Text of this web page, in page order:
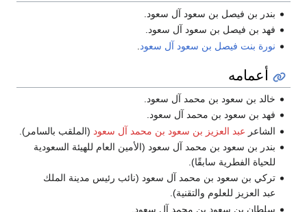
بندر بن فيصل بن سعود آل سعود.
فهد بن فيصل بن سعود آل سعود.
نورة بنت فيصل بن سعود آل سعود.
أعمامه
خالد بن سعود بن محمد آل سعود.
فهد بن سعود بن محمد آل سعود.
الشاعرعبد العزيز بن سعود بن محمد آل سعود(الملقب بالسامر).
بندر بن سعود بن محمد آل سعود (الأمين العام للهيئة السعودية
للحياة الفطرية سابقًا).
تركي بن سعود بن محمد آل سعود (نائب رئيس مدينة الملك
عبد العزيز للعلوم والتقنية).
سلطان بن سعود بن محمد آل سعود.